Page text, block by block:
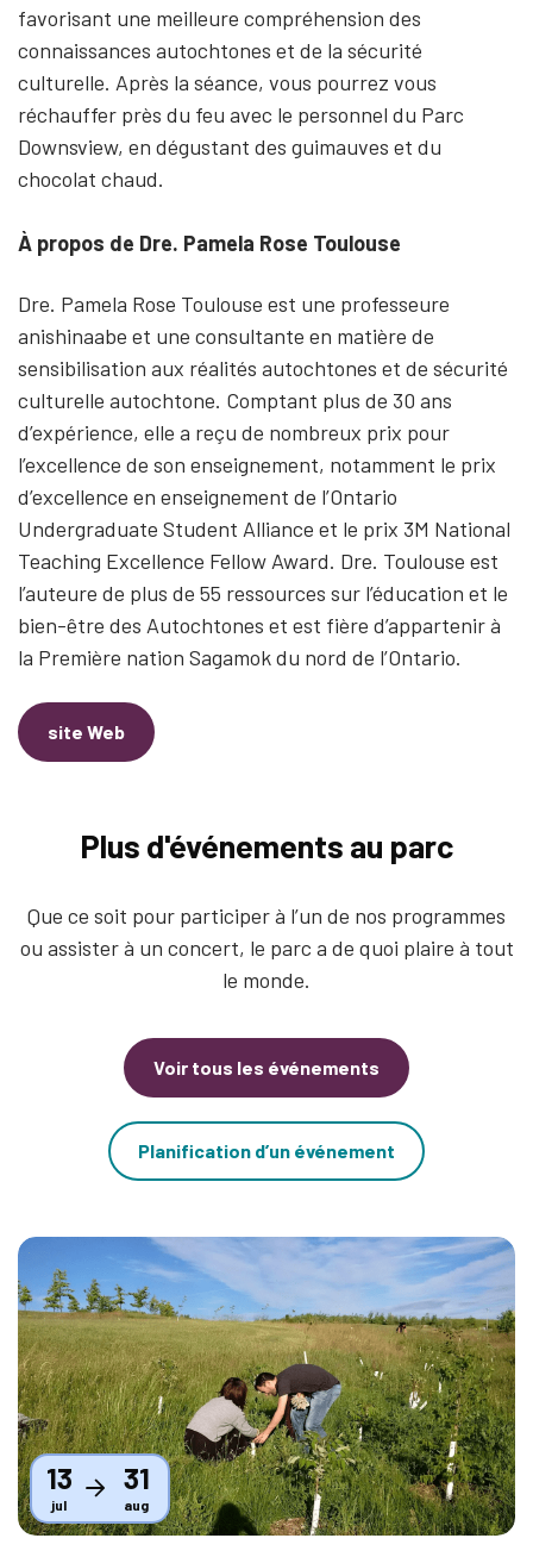
favorisant une meilleure compréhension des
connaissances autochtones et de la sécurité
culturelle. Après la séance, vous pourrez vous
réchauffer près du feu avec le personnel du Parc
Downsview, en dégustant des guimauves et du
chocolat chaud.
À propos de Dre. Pamela Rose Toulouse
Dre. Pamela Rose Toulouse est une professeure
anishinaabe et une consultante en matière de
sensibilisation aux réalités autochtones et de sécurité
culturelle autochtone. Comptant plus de 30 ans
d’expérience, elle a reçu de nombreux prix pour
l’excellence de son enseignement, notamment le prix
d’excellence en enseignement de l’Ontario
Undergraduate Student Alliance et le prix 3M National
Teaching Excellence Fellow Award. Dre. Toulouse est
l’auteure de plus de 55 ressources sur l’éducation et le
bien-être des Autochtones et est fière d’appartenir à
la Première nation Sagamok du nord de l’Ontario.
site Web
Plus d'événements au parc
Que ce soit pour participer à l’un de nos programmes
ou assister à un concert, le parc a de quoi plaire à tout
le monde.
Voir tous les événements
Planification d’un événement
Thumbnail
13
jul
31
aug